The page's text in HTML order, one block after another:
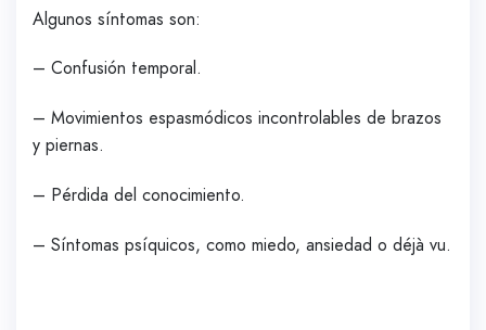
Algunos síntomas son:
– Confusión temporal.
– Movimientos espasmódicos incontrolables de brazos
y piernas.
– Pérdida del conocimiento.
– Síntomas psíquicos, como miedo, ansiedad o déjà vu.